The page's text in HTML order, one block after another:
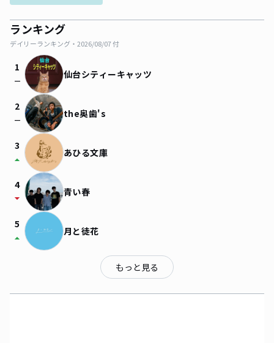
ランキング
デイリーランキング・ 2026/08/07付
1
check_indeterminate_small 仙台シティーキャッツ
2
check_indeterminate_small the奥歯's
3
arrow_drop_up あひる文庫
4
arrow_drop_down 青い春
5
arrow_drop_up 月と徒花
もっと見る